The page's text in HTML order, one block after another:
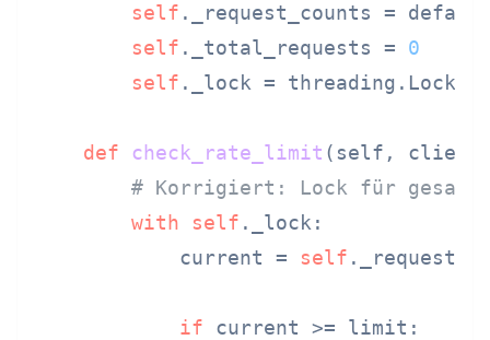
self ._request_counts =
self ._total_requests = 0
self ._lock = threading.Lock()
def check_rate_limit ( self,
# Korrigiert: Lock für gesamte
with
self ._lock:
            current =
self
if current >= limit: